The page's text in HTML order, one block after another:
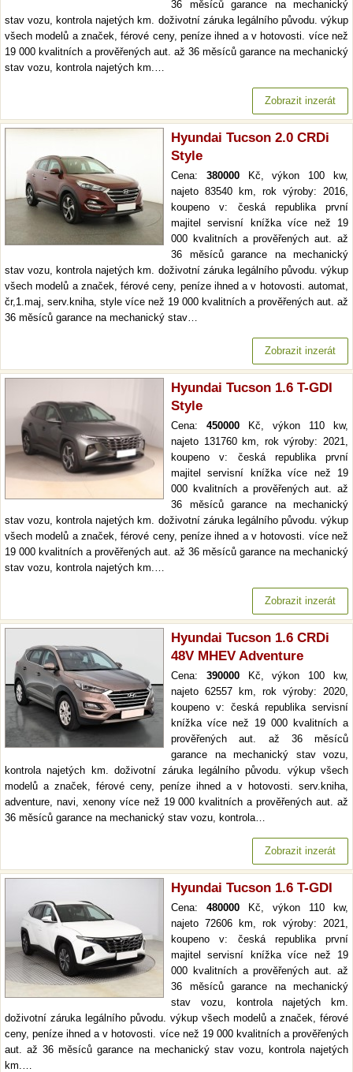
36 měsíců garance na mechanický
stav vozu, kontrola najetých km. doživotní záruka legálního původu. výkup
všech modelů a značek, férové ceny, peníze ihned a v hotovosti. více než
19 000 kvalitních a prověřených aut. až 36 měsíců garance na mechanický
stav vozu, kontrola najetých km.…
Zobrazit inzerát
Hyundai Tucson 2.0 CRDi
Style
Cena: 380000Kč, výkon 100 kw,
najeto 83540 km, rok výroby: 2016,
koupeno v: česká republika první
majitel servisní knížka více než 19
000 kvalitních a prověřených aut. až
36 měsíců garance na mechanický
stav vozu, kontrola najetých km. doživotní záruka legálního původu. výkup
všech modelů a značek, férové ceny, peníze ihned a v hotovosti. automat,
čr,1.maj, serv.kniha, style více než 19 000 kvalitních a prověřených aut. až
36 měsíců garance na mechanický stav…
Zobrazit inzerát
Hyundai Tucson 1.6 T-GDI
Style
Cena: 450000 Kč, výkon 110 kw,
najeto 131760 km, rok výroby: 2021,
koupeno v: česká republika první
majitel servisní knížka více než 19
000 kvalitních a prověřených aut. až
36 měsíců garance na mechanický
stav vozu, kontrola najetých km. doživotní záruka legálního původu. výkup
všech modelů a značek, férové ceny, peníze ihned a v hotovosti. více než
19 000 kvalitních a prověřených aut. až 36 měsíců garance na mechanický
stav vozu, kontrola najetých km.…
Zobrazit inzerát
Hyundai Tucson 1.6 CRDi
48V MHEV Adventure
Cena: 390000Kč, výkon 100 kw,
najeto 62557 km, rok výroby: 2020,
koupeno v: česká republika servisní
knížka více než 19 000 kvalitních a
prověřených aut. až 36 měsíců
garance na mechanický stav vozu,
kontrola najetých km. doživotní záruka legálního původu. výkup všech
modelů a značek, férové ceny, peníze ihned a v hotovosti. serv.kniha,
adventure, navi, xenony více než 19 000 kvalitních a prověřených aut. až
36 měsíců garance na mechanický stav vozu, kontrola…
Zobrazit inzerát
Hyundai Tucson 1.6 T-GDI
Cena: 480000 Kč, výkon 110 kw,
najeto 72606 km, rok výroby: 2021,
koupeno v: česká republika první
majitel servisní knížka více než 19
000 kvalitních a prověřených aut. až
36 měsíců garance na mechanický
stav vozu, kontrola najetých km.
doživotní záruka legálního původu. výkup všech modelů a značek, férové
ceny, peníze ihned a v hotovosti. více než 19 000 kvalitních a prověřených
aut. až 36 měsíců garance na mechanický stav vozu, kontrola najetých
km.…